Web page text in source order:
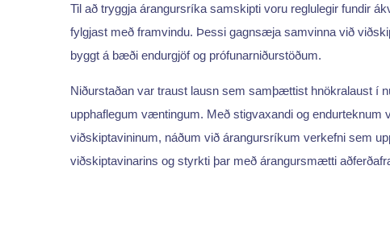
Til að tryggja árangursríka samskipti voru reglulegir fundir
fylgjast með framvindu. Þessi gagnsæja samvinna við
byggt á bæði endurgjöf og prófunarniðurstöðum.
Niðurstaðan var traust lausn sem samþættist hnökralaust í
upphaflegum væntingum. Með stigvaxandi og endurteknum
viðskiptavininum, náðum við árangursríkum verkefni sem
viðskiptavinarins og styrkti þar með árangursmætti